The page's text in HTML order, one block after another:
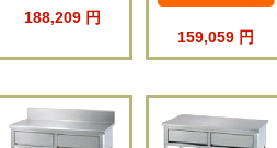
188,209 円
159,059 円